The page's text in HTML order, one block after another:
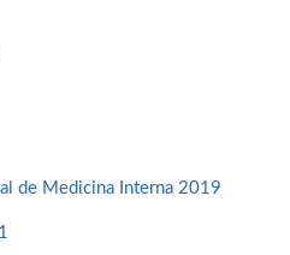
de Medicina Interna 2019